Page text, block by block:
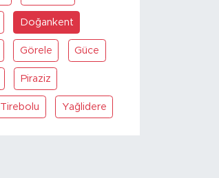
Doğankent
Görele Güce
Piraziz
Tirebolu Yağlidere